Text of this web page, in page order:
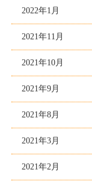
2022年1月
2021年11月
2021年10月
2021年9月
2021年8月
2021年3月
2021年2月